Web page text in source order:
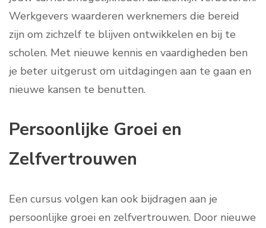
Werkgevers waarderen werknemers die bereid
zijn om zichzelf te blijven ontwikkelen en bij te
scholen. Met nieuwe kennis en vaardigheden ben
je beter uitgerust om uitdagingen aan te gaan en
nieuwe kansen te benutten.
Persoonlijke Groei en
Zelfvertrouwen
Een cursus volgen kan ook bijdragen aan je
persoonlijke groei en zelfvertrouwen. Door nieuwe